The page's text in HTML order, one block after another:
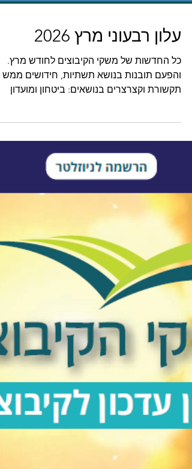
עלון רבעוני מרץ 2026
כל החדשות של משקי הקיבוצים לחודש מרץ.
והפעם תובנות בנושא תשתיות, חידושים ממש
תקשורת וקצרצרים בנושאים: ביטחון ומועדון
משקארד שהתחדש